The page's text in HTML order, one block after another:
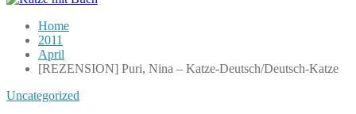
Home
2011
April
[REZENSION] Puri, Nina – Katze-Deutsch/Deutsch-Katze
Uncategorized